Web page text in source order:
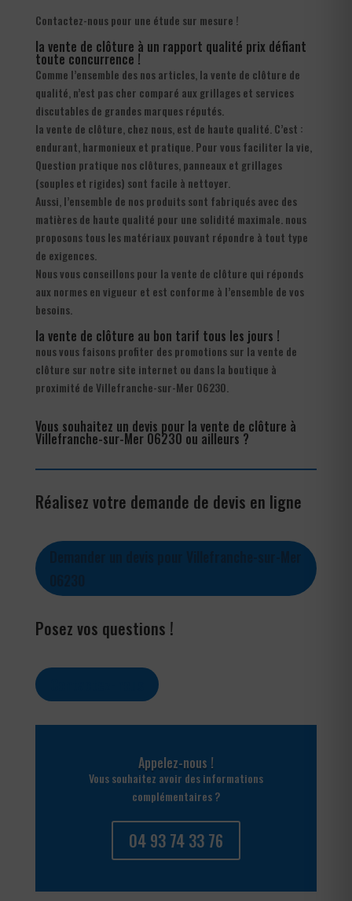
Contactez-nous pour une étude sur mesure !
la vente de clôture à un rapport qualité prix défiant
toute concurrence !
Comme l’ensemble des nos articles, la vente de clôture de
qualité, n’est pas cher comparé aux grillages et services
discutables de grandes marques réputés.
la vente de clôture, chez nous, est de haute qualité. C’est :
endurant, harmonieux et pratique. Pour vous faciliter la vie,
Question pratique nos clôtures, panneaux et grillages
(souples et rigides) sont facile à nettoyer.
Aussi, l’ensemble de nos produits sont fabriqués avec des
matières de haute qualité pour une solidité maximale. nous
proposons tous les matériaux pouvant répondre à tout type
de exigences.
Nous vous conseillons pour la vente de clôture qui réponds
aux normes en vigueur et est conforme à l’ensemble de vos
besoins.
la vente de clôture au bon tarif tous les jours !
nous vous faisons profiter des promotions sur la vente de
clôture sur notre site internet ou dans la boutique à
proximité de Villefranche-sur-Mer 06230.
Vous souhaitez un devis pour la vente de clôture à
Villefranche-sur-Mer 06230 ou ailleurs ?
Réalisez votre demande de devis en ligne
Posez vos questions !
Appelez-nous !
Vous souhaitez avoir des informations
complémentaires ?
04 93 74 33 76